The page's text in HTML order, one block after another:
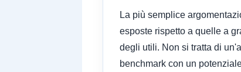
La più semplice
esposte rispetto a quelle a
degli utili. Non si tratta di
benchmark con un